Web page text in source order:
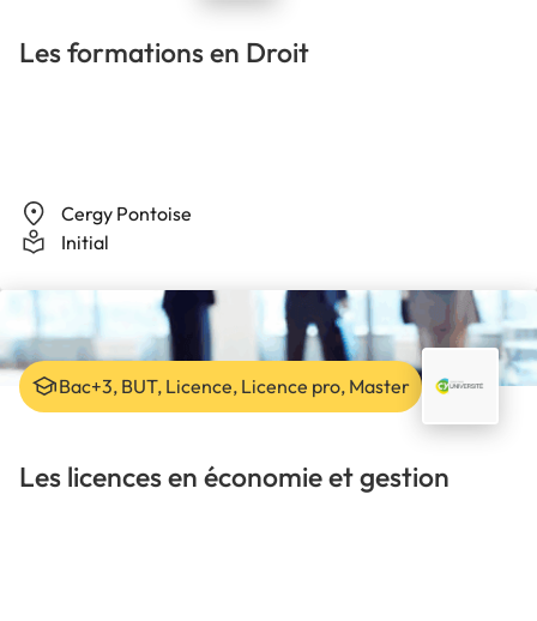
Les formations en Droit
Cergy Pontoise
Initial
Les licences en économie et gestion
Bac+3, BUT, Licence, Licence pro, Master